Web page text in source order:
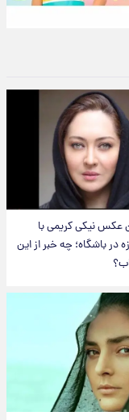
نیکی کریمی با
در باشگاه؛ چه خبر از این